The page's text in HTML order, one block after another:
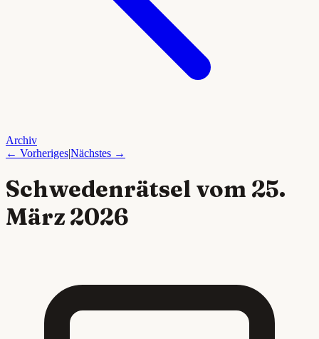
Archiv
← Vorheriges|Nächstes →
Schwedenrätsel vom 25.
März 2026